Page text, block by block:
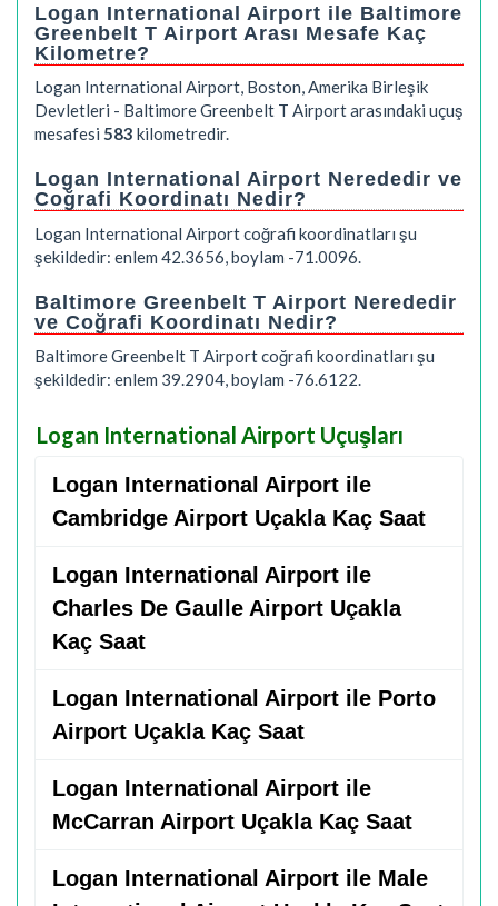
Logan International Airport ile Baltimore
Greenbelt T Airport Arası Mesafe Kaç
Kilometre?
Logan International Airport, Boston, Amerika Birleşik
Devletleri - Baltimore Greenbelt T Airport arasındaki uçuş
mesafesi 583 kilometredir.
Logan International Airport Nerededir ve
Coğrafi Koordinatı Nedir?
Logan International Airport coğrafi koordinatları şu
şekildedir: enlem 42.3656, boylam -71.0096.
Baltimore Greenbelt T Airport Nerededir
ve Coğrafi Koordinatı Nedir?
Baltimore Greenbelt T Airport coğrafi koordinatları şu
şekildedir: enlem 39.2904, boylam -76.6122.
Logan International Airport Uçuşları
Logan International Airport ile
Cambridge Airport Uçakla Kaç Saat
Logan International Airport ile
Charles De Gaulle Airport Uçakla
Kaç Saat
Logan International Airport ile Porto
Airport Uçakla Kaç Saat
Logan International Airport ile
McCarran Airport Uçakla Kaç Saat
Logan International Airport ile Male